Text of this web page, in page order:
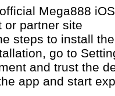
Mega888
or partner site
steps to install
go to
and trust the
app and start